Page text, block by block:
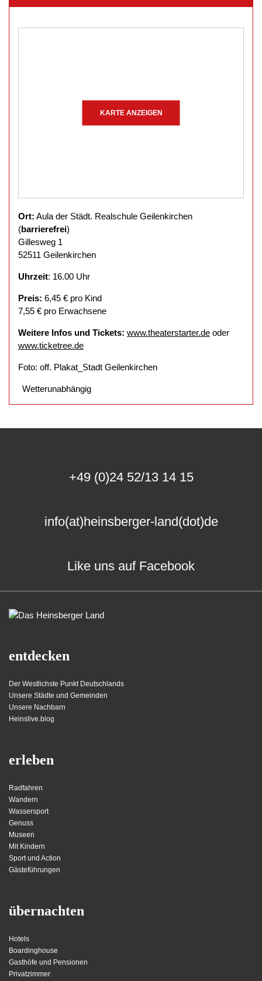
KARTE ANZEIGEN
Ort: Aula der Städt. Realschule Geilenkirchen
(barrierefrei)
Gillesweg 1
52511 Geilenkirchen
Uhrzeit: 16.00 Uhr
Preis: 6,45 € pro Kind
7,55 € pro Erwachsene
Weitere Infos und Tickets: www.theaterstarter.de oder
www.ticketree.de
Foto: off. Plakat_Stadt Geilenkirchen
Wetterunabhängig
+49 (0)24 52/13 14 15
info(at)heinsberger-land(dot)de
Like uns auf Facebook
entdecken
Der Westlichste Punkt Deutschlands
Unsere Städte und Gemeinden
Unsere Nachbarn
Heinslive.blog
erleben
Radfahren
Wandern
Wassersport
Genuss
Museen
Mit Kindern
Sport und Action
Gästeführungen
übernachten
Hotels
Boardinghouse
Gasthöfe und Pensionen
Privatzimmer